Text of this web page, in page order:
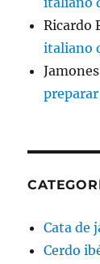
Ricardo
italiano
Cata de
Cerdo